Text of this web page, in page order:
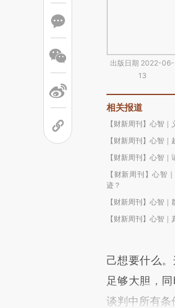
出版日期 2022-06-
13
相关报道
【财新周刊】心智｜
【财新周刊】心智
【财新周刊】心智
【财新周刊】心智
迹？
【财新周刊】心智
【财新周刊】心智｜
己想要什么
足够大胆，
谈判中所有条